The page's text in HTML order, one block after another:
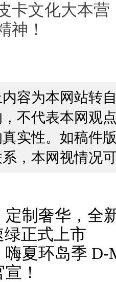
卡文化大本
神！
容为本网站转
不代表本网观
实性。如稿件
，本网视情况
定制奢华，全
绿正式上市
嗨夏环岛季
！